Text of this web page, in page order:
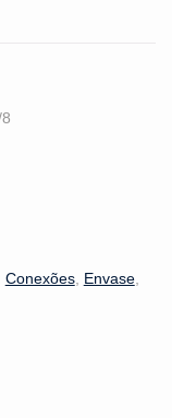
Conexões, Envase,